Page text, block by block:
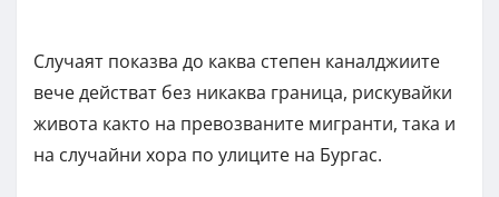
Случаят показва до каква степен каналджиите
вече действат без никаква граница, рискувайки
живота както на превозваните мигранти, така и
на случайни хора по улиците на Бургас.